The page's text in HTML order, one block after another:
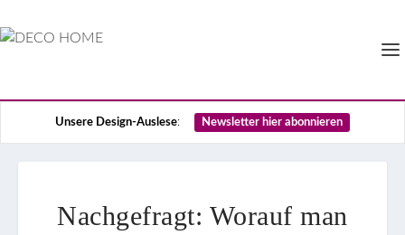
Unsere Design-Auslese: Newsletter hier abonnieren
Nachgefragt: Worauf man